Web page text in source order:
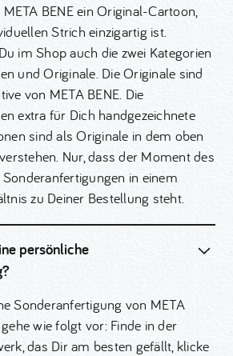
BENE ein Original-Cartoon,
Strich einzigartig ist.
im Shop auch die zwei Kategorien
und Originale. Die Originale sind
von META BENE. Die
extra für Dich handgezeichnete
sind als Originale in dem oben
Nur, dass der Moment des
in einem
zu Deiner Bestellung steht.
persönliche
Sonderanfertigung von META
wie folgt vor: Finde in der
das Dir am besten gefällt, klicke